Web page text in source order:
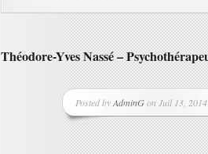
Théodore-Yves Nassé –
Posted byAdminGon Juil 13,